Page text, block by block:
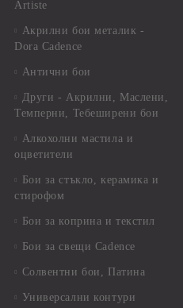
Artiste
Акрилни бои металик -
Dora Cadence
Антични бои
Други - Акрилни, Маслени,
Темперни, Тебеширени бои
Алкохолни мастила и
оцветители
Бои за стъкло, керамика и
стирофом
Бои за коприна и текстил
Бои за свещи Cadence
Солвентни бои, Патина
Универсални контури